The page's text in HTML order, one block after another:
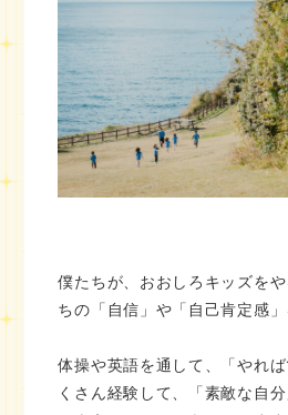
僕たちが、おおしろキッズを
ちの「自信」や「自己肯定感」
体操や英語を通して、「やれ
くさん経験して、「素敵な自